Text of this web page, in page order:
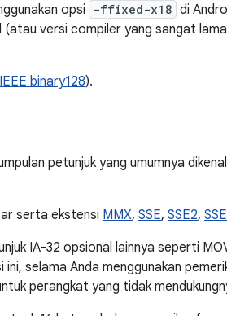
opsi
-ffixed-x18 di
versi compiler yang sangat
IEEE binary128).
petunjuk yang umumnya
serta ekstensi MMX, SSE, SSE2,
IA-32 opsional lainnya seperti
selama Anda menggunakan
perangkat yang tidak